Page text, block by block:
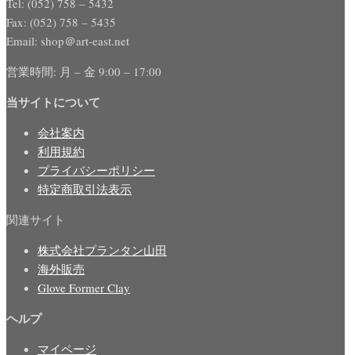
Tel: (052) 758 – 5432
Fax: (052) 758 – 5435
Email: shop＠art-east.net
営業時間: 月 – 金 9:00 – 17:00
当サイトについて
会社案内
利用規約
プライバシーポリシー
特定商取引法表示
関連サイト
株式会社プランタン山田
海外販売
Glove Former Clay
ヘルプ
マイページ